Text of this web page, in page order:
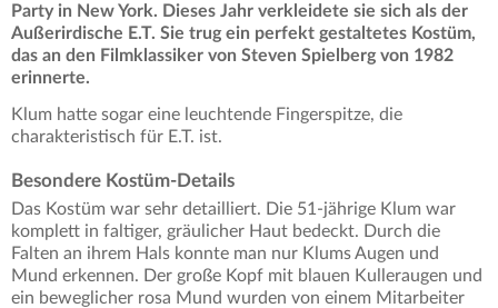
Party in New York. Dieses Jahr verkleidete sie sich als der
Außerirdische E.T. Sie trug ein perfekt gestaltetes Kostüm,
das an den Filmklassiker von Steven Spielberg von 1982
erinnerte.
Klum hatte sogar eine leuchtende Fingerspitze, die
charakteristisch für E.T. ist.
Besondere Kostüm-Details
Das Kostüm war sehr detailliert. Die 51-jährige Klum war
komplett in faltiger, gräulicher Haut bedeckt. Durch die
Falten an ihrem Hals konnte man nur Klums Augen und
Mund erkennen. Der große Kopf mit blauen Kulleraugen und
ein beweglicher rosa Mund wurden von einem Mitarbeiter